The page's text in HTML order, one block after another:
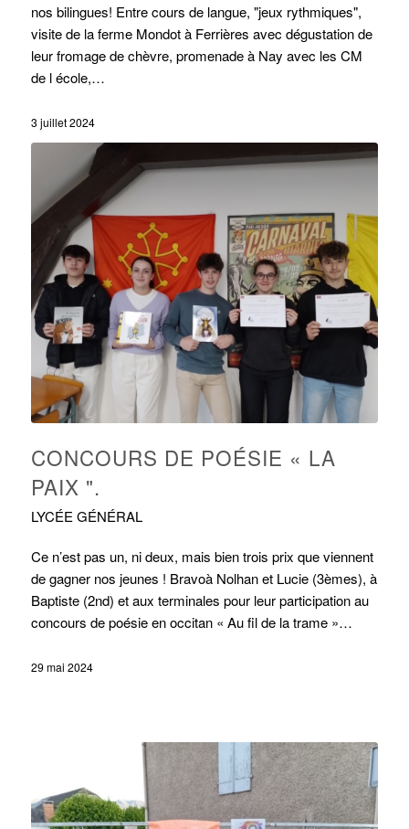
nos bilingues! Entre cours de langue, "jeux rythmiques",
visite de la ferme Mondot à Ferrières avec dégustation de
leur fromage de chèvre, promenade à Nay avec les CM
de l école,…
3 juillet 2024
CONCOURS DE POÉSIE « LA
PAIX ".
LYCÉE GÉNÉRAL
Ce n’est pas un, ni deux, mais bien trois prix que viennent
de gagner nos jeunes ! Bravoà Nolhan et Lucie (3èmes), à
Baptiste (2nd) et aux terminales pour leur participation au
concours de poésie en occitan « Au fil de la trame »…
29 mai 2024